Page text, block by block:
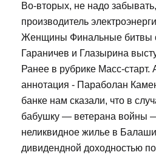
Во-вторых, не надо
производитель
Женщины Финальные битвы
Гараничев и Глазырина
Ранее в рубрике Масс-старт.
аннотация - Параболан
банке нам сказали, что в
бабушку — ветерана войны
неликвидное жилье в
дивидендной доходностью